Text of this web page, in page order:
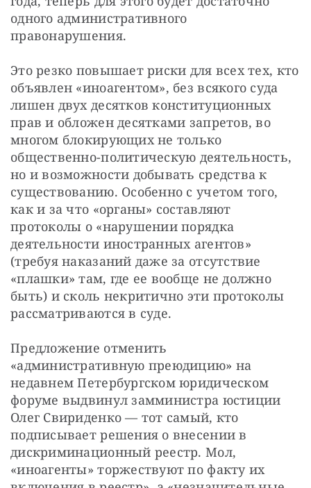
одного административного
правонарушения.
Это резко повышает риски для всех тех, кто
объявлен «иноагентом», без всякого суда
лишен двух десятков конституционных
прав и обложен десятками запретов, во
многом блокирующих не только
общественно-политическую деятельность,
но и возможности добывать средства к
существованию. Особенно с учетом того,
как и за что «органы» составляют
протоколы о «нарушении порядка
деятельности иностранных агентов»
(требуя наказаний даже за отсутствие
«плашки» там, где ее вообще не должно
быть) и сколь некритично эти протоколы
рассматриваются в суде.
Предложение отменить
«административную преюдицию» на
недавнем Петербургском юридическом
форуме выдвинул замминистра юстиции
Олег Свириденко — тот самый, кто
подписывает решения о внесении в
дискриминационный реестр. Мол,
«иноагенты» торжествуют по факту их